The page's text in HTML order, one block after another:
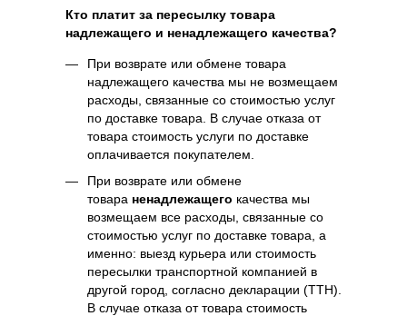
Кто платит за пересылку товара
надлежащего и ненадлежащего качества?
При возврате или обмене товара
надлежащего качества мы не возмещаем
расходы, связанные со стоимостью услуг
по доставке товара. В случае отказа от
товара стоимость услуги по доставке
оплачивается покупателем.
При возврате или обмене
товара ненадлежащего качества мы
возмещаем все расходы, связанные со
стоимостью услуг по доставке товара, а
именно: выезд курьера или стоимость
пересылки транспортной компанией в
другой город, согласно декларации (ТТН).
В случае отказа от товара стоимость